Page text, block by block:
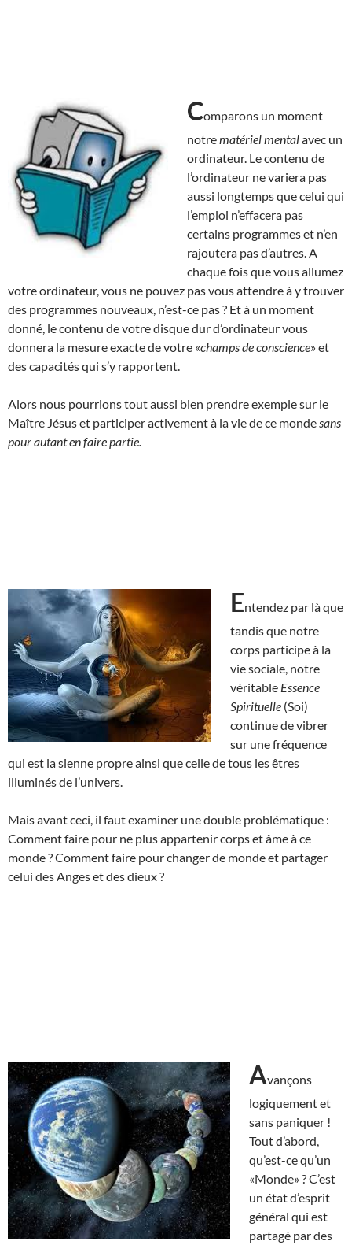
Comparons un moment
notrematériel mentalavec un
ordinateur. Le contenu de
l’ordinateur ne variera pas
aussi longtemps que celui qui
l’emploi n’effacera pas
certains programmes et n’en
rajoutera pas d’autres. A
chaque fois que vous allumez
votre ordinateur, vous ne pouvez pas vous attendre à y trouver
des programmes nouveaux, n’est-ce pas ? Et à un moment
donné, le contenu de votre disque dur d’ordinateur vous
donnera la mesure exacte de votre «champs de conscience» et
des capacités qui s’y rapportent.
Alors nous pourrions tout aussi bien prendre exemple sur le
Maître Jésus et participer activement à la vie de ce monde sans
pour autant en faire partie.
Entendez par là que
tandis que notre
corps participe à la
vie sociale, notre
véritable Essence
Spirituelle (Soi)
continue de vibrer
sur une fréquence
qui est la sienne propre ainsi que celle de tous les êtres
illuminés de l’univers.
Mais avant ceci, il faut examiner une double problématique :
Comment faire pour ne plus appartenir corps et âme à ce
monde ? Comment faire pour changer de monde et partager
celui des Anges et des dieux ?
Avançons
logiquement et
sans paniquer !
Tout d’abord,
qu’est-ce qu’un
«Monde» ? C’est
un état d’esprit
général qui est
partagé par des